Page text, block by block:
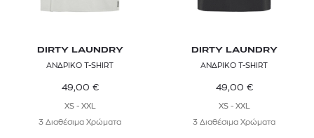
DIRTY LAUNDRY
ΑΝΔΡΙΚΟ T-SHIRT
49,00 €
XS - XXL
3 Διαθέσιμα Χρώματα
DIRTY LAUNDRY
ΑΝΔΡΙΚΟ T-SHIRT
49,00 €
XS - XXL
3 Διαθέσιμα Χρώματα